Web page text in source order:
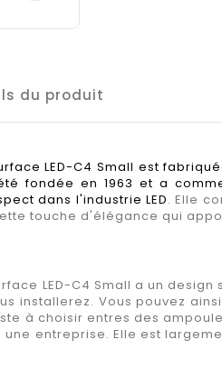
du produit
LED-C4 Small est
fondée en 1963 et a
dans l'industrie LED. Elle
touche d'élégance qui
LED-C4 Small a un
installerez. Vous pouvez
à choisir entres des
une entreprise. Elle est